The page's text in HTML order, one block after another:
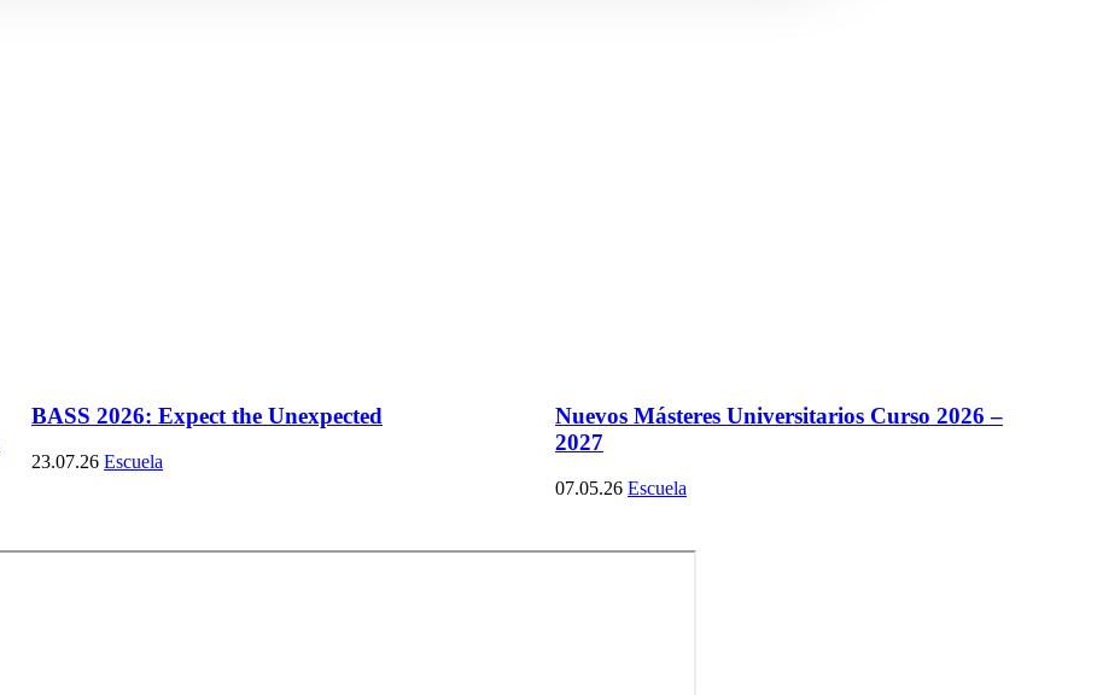
BASS 2026: Expect the Unexpected
23.07.26 Escuela
Nuevos Másteres Universitarios Curso 2026 –
2027
07.05.26 Escuela